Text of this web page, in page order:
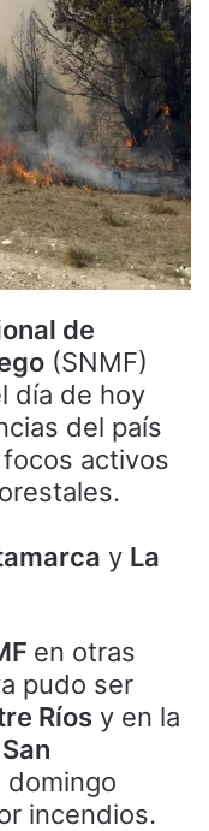
de
(SNMF)
día de hoy
del país
activos
y La
en otras
pudo ser
Ríos y en la
San
domingo
incendios.